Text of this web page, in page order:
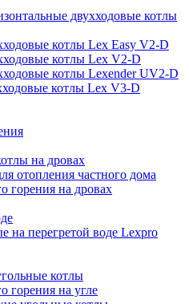
двухходовые котлы
котлы Lex Easy V2-D
котлы Lex V2-D
котлы Lexender UV2-D
котлы Lex V3-D
на дровах
отопления частного дома
горения на дровах
на перегретой воде Lexpro
котлы
горения на угле